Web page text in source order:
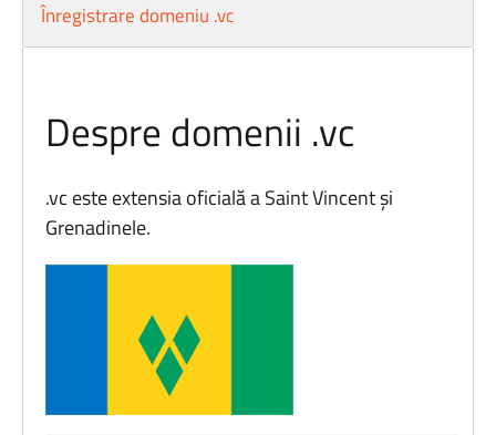
Înregistrare domeniu .vc
Despre domenii .vc
.vc este extensia oficială a Saint Vincent şi
Grenadinele.